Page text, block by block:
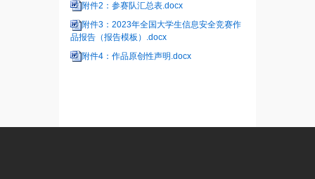
附件2：参赛队汇总表.docx
附件3：2023年全国大学生信息安全竞赛作
品报告（报告模板）.docx
附件4：作品原创性声明.docx